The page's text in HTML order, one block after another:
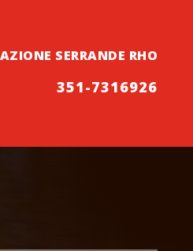
SERRANDE RHO
351-7316926